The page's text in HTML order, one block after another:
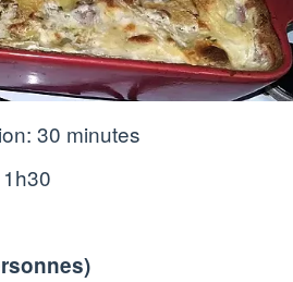
30 minutes
1h30
)